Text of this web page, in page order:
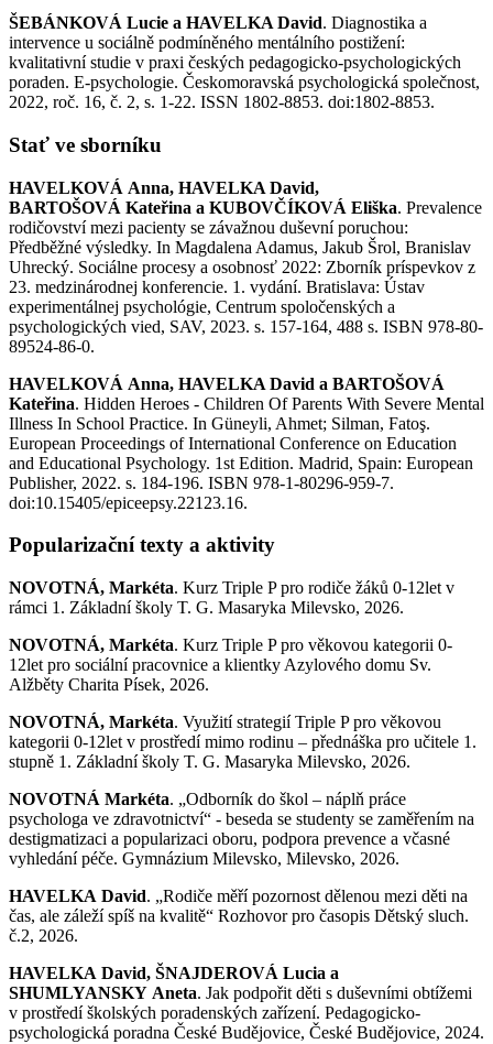
ŠEBÁNKOVÁ Lucie a HAVELKA David. Diagnostika a
intervence u sociálně podmíněného mentálního postižení:
kvalitativní studie v praxi českých pedagogicko-psychologických
poraden. E-psychologie. Českomoravská psychologická společnost,
2022, roč. 16, č. 2, s. 1-22. ISSN 1802-8853. doi:1802-8853.
Stať ve sborníku
HAVELKOVÁ Anna, HAVELKA David,
BARTOŠOVÁ Kateřina a KUBOVČÍKOVÁ Eliška. Prevalence
rodičovství mezi pacienty se závažnou duševní poruchou:
Předběžné výsledky. In Magdalena Adamus, Jakub Šrol, Branislav
Uhrecký. Sociálne procesy a osobnosť 2022: Zborník príspevkov z
23. medzinárodnej konferencie. 1. vydání. Bratislava: Ústav
experimentálnej psychológie, Centrum spoločenských a
psychologických vied, SAV, 2023. s. 157-164, 488 s. ISBN 978-80-
89524-86-0.
HAVELKOVÁ Anna, HAVELKA David a BARTOŠOVÁ
Kateřina. Hidden Heroes - Children Of Parents With Severe Mental
Illness In School Practice. In Güneyli, Ahmet; Silman, Fatoş.
European Proceedings of International Conference on Education
and Educational Psychology. 1st Edition. Madrid, Spain: European
Publisher, 2022. s. 184-196. ISBN 978-1-80296-959-7.
doi:10.15405/epiceepsy.22123.16.
Popularizační texty a aktivity
NOVOTNÁ, Markéta. Kurz Triple P pro rodiče žáků 0-12let v
rámci 1. Základní školy T. G. Masaryka Milevsko, 2026.
NOVOTNÁ, Markéta. Kurz Triple P pro věkovou kategorii 0-
12let pro sociální pracovnice a klientky Azylového domu Sv.
Alžběty Charita Písek, 2026.
NOVOTNÁ, Markéta. Využití strategií Triple P pro věkovou
kategorii 0-12let v prostředí mimo rodinu – přednáška pro učitele 1.
stupně 1. Základní školy T. G. Masaryka Milevsko, 2026.
NOVOTNÁ Markéta. „Odborník do škol – náplň práce
psychologa ve zdravotnictví“ - beseda se studenty se zaměřením na
destigmatizaci a popularizaci oboru, podpora prevence a včasné
vyhledání péče. Gymnázium Milevsko, Milevsko, 2026.
HAVELKA David. „Rodiče měří pozornost dělenou mezi děti na
čas, ale záleží spíš na kvalitě“ Rozhovor pro časopis Dětský sluch.
č.2, 2026.
HAVELKA David, ŠNAJDEROVÁ Lucia a
SHUMLYANSKY Aneta. Jak podpořit děti s duševními obtížemi
v prostředí školských poradenských zařízení. Pedagogicko-
psychologická poradna České Budějovice, České Budějovice, 2024.